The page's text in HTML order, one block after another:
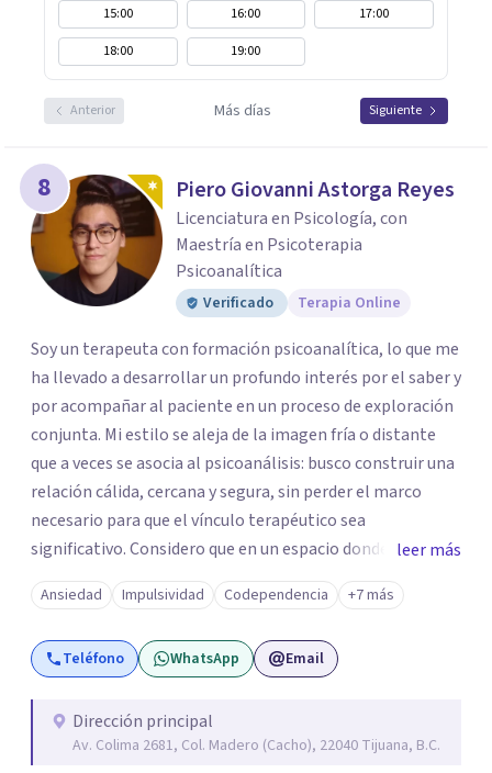
15:00 16:00
17:00
18:00
19:00
Anterior Más días Siguiente
8 Piero Giovanni Astorga Reyes
Licenciatura en Psicología, con
Maestría en Psicoterapia
Psicoanalítica
Verificado Terapia Online
Soy un terapeuta con formación psicoanalítica, lo que me
ha llevado a desarrollar un profundo interés por el saber y
por acompañar al paciente en un proceso de exploración
conjunta. Mi estilo se aleja de la imagen fría o distante
que a veces se asocia al psicoanálisis: busco construir una
relación cálida, cercana y segura, sin perder el marco
necesario para que el vínculo terapéutico sea
significativo. Considero que en un espacio donde uno
puede sentirse acompañado y escuchado, es posible
mirar con honestidad cómo nos vinculamos afuera, qué se
repite, qué duele, y qué puede transformarse. En mi
consultorio hay lugar para todo: risas, tristezas, enojos y
escuchada. Si pudiste conectar con algo de esto,
mándame un mensaje y comencemos juntos a trabajar en
leer más
Ansiedad Impulsividad Codependencia +7 más
Teléfono WhatsApp Email
Dirección principal
Av. Colima 2681, Col. Madero (Cacho), 22040 Tijuana, B.C.